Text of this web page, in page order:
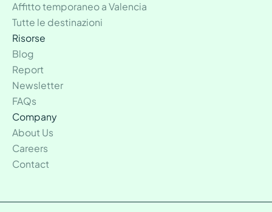
Affitto temporaneo a Valencia
Tutte le destinazioni
Risorse
Blog
Report
Newsletter
FAQs
Company
About Us
Careers
Contact